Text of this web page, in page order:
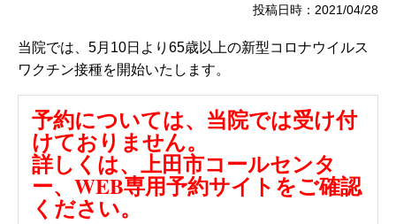
投稿日時：2021/04/28
当院では、5月10日より65歳以上の新型コロナウイルス
ワクチン接種を開始いたします。
予約については、当院では受け付
けておりません。
詳しくは、上田市コールセンタ
ー、WEB専用予約サイト をご確認
ください。